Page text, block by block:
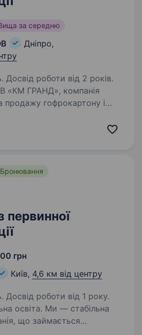
за середню
Дніпро,
Досвід роботи від 2 років.
«КМ ГРАНД», компанія
продажу гофрокартону і
Бронювання
первинної
грн
Київ, 4,6 км від центру
Досвід роботи від 1 року.
Ми — стабільна
що займається